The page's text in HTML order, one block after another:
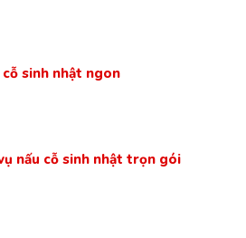
sinh nhật ngon
nấu cỗ sinh nhật trọn gói